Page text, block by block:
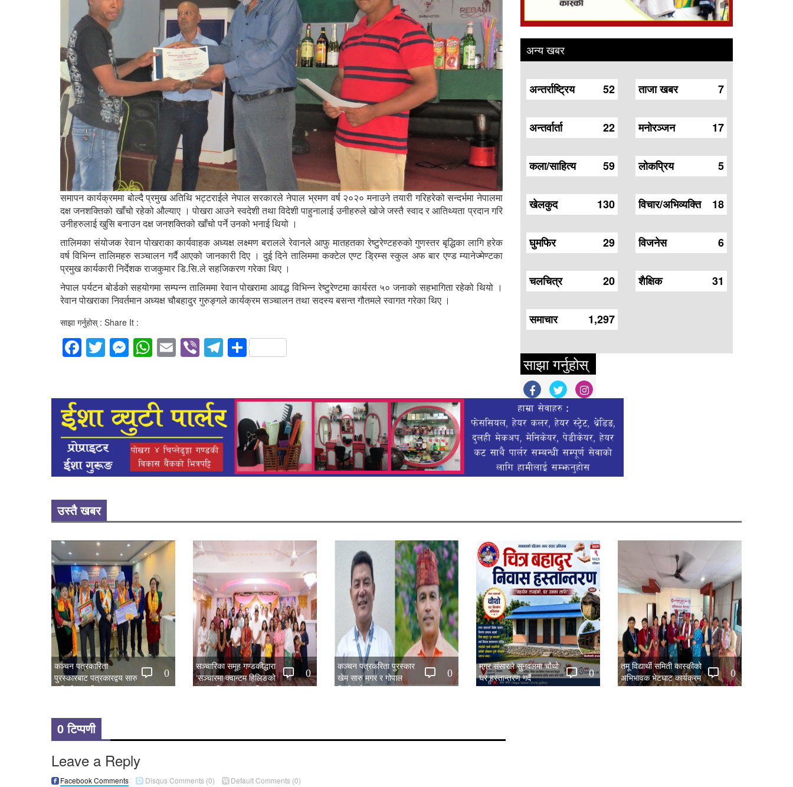
समापन कार्यक्रममा बोल्दै प्रमुख अतिथि भट्टराईले नेपाल सरकारले नेपाल भ्रमण वर्ष २०२० मनाउने तयारी गरिहरेको सन्दर्भमा नेपालमा
दक्ष जनशक्तिको खाँचो रहेको औल्याए । पोखरा आउने स्वदेशी तथा विदेशी पाहुनालाई उनीहरुले खोजे जस्तै स्वाद र आतिथ्यता प्रदान गरि
उनीहरुलाई खुसि बनाउन दक्ष जनशक्तिको खाँचो पर्ने उनको भनाई थियो ।
तालिमका संयोजक रेवान पोखराका कार्यवाहक अध्यक्ष लक्ष्मण बरालले रेवानले आफु मातहतका रेष्टुरेण्टहरुको गुणस्तर बृद्धिका लागि हरेक
वर्ष विभिन्न तालिमहरु सञ्चालन गर्दै आएको जानकारी दिए । दुई दिने तालिममा कक्टेल एण्ट ड्रिम्स स्कुल अफ बार एण्ड म्यानेज्मेण्टका
प्रमुख कार्यकारी निर्देशक राजकुमार डि.सि.ले सहजिकरण गरेका थिए ।
नेपाल पर्यटन बोर्डको सहयोगमा सम्पन्न तालिममा रेवान पोखरामा आवद्ध विभिन्न रेष्टुरेण्टमा कार्यरत ५० जनाको सहभागिता रहेको थियो ।
रेवान पोखराका निवर्तमान अध्यक्ष चौबहादुर गुरुङ्गले कार्यक्रम सञ्चालन तथा सदस्य बसन्त गौतमले स्वागत गरेका थिए ।
साझा गर्नुहोस् : Share It :
Facebook
Twitter
Messenger
WhatsApp
EmailViberTelegram
Share
अन्य खबर
52
अन्तर्राष्ट्रिय
22
अन्तर्वार्ता
59
कला/साहित्य
130
खेलकुद
29
घुमफिर
20
चलचित्र
7
ताजा खबर
17
मनोरञ्जन
5
लोकप्रिय
18
विचार/अभिव्यक्ति
6
विजनेस
31
शैक्षिक
1,297
समाचार
साझा गर्नुहोस्
उस्तै खबर
0
कञ्चन पत्रकारिता
पुरस्कारबाट पत्रकारद्वय सारु
र जिटी सम्मानित
0
सञ्चारिका समूह गण्डकीद्धारा
‘सञ्चारमा क्वान्टम हिलिङको
महत्त्व’ विषयक अन्तरक्रिया सम्पन्न
0
कञ्चन पत्रकरिता पुरस्कार
खेम सारु मगर र गोपाल
जिटीलाई
0
मगर संसारले सुनवलमा चौथो
घर हस्तान्तरण गर्दै
0
तमू विद्यार्थी समिती कास्कीको
अभिभावक भेटघाट कार्यक्रम
सम्पन्न
0 टिप्पणी
Leave a Reply
Facebook Comments Disqus Comments(0) Default Comments (0)